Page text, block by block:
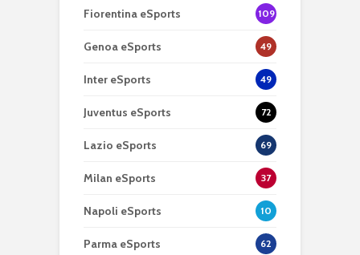
Fiorentina eSports 109
Genoa eSports 49
Inter eSports 49
Juventus eSports 72
Lazio eSports 69
Milan eSports 37
Napoli eSports 10
Parma eSports 62